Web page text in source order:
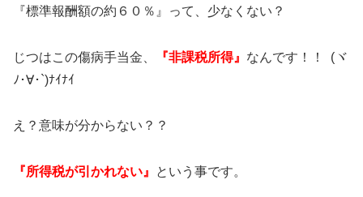
『標準報酬額の約６０％』って、少なくない？
じつはこの傷病手当金、 『非課税所得』 なんです！！ (ヾ
ﾉ･∀･`)ﾅｲﾅｲ
え？意味が分からない？？
『所得税が引かれない』 という事です。